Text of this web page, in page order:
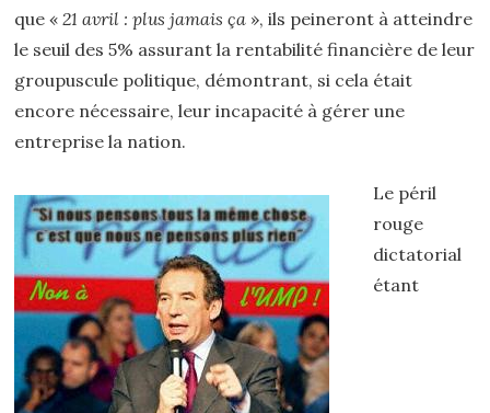
que « 21 avril : plus jamais ça», ils peineront à atteindre
le seuil des 5% assurant la rentabilité financière de leur
groupuscule politique, démontrant, si cela était
encore nécessaire, leur incapacité à gérer une
entreprisela nation.
Le péril
rouge
dictatorial
étant